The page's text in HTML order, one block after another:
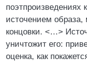
поэтпроизведениях
источением образа,
концовки. <…>
уничтожит его:
оценка, как